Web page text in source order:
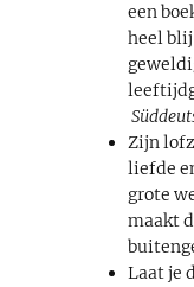
een
heel
Zijn
liefde
grote
maakt
Laat je